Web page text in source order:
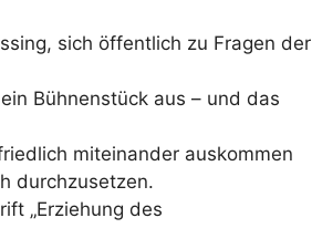
sich öffentlich zu Fragen der
Bühnenstück aus – und das
miteinander auskommen
durchzusetzen.
„Erziehung des